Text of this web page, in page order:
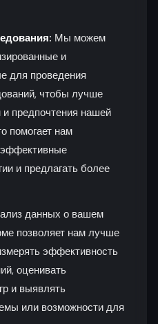
Мы можем
и
для проведения
чтобы лучше
и предпочтения нашей
помогает нам
и предлагать более
данных о вашем
позволяет нам лучше
эффективность
оценивать
и выявлять
или возможности для